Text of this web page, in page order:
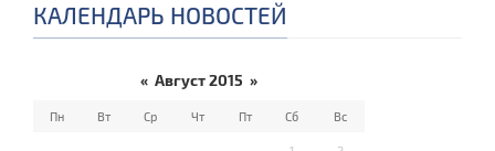
КАЛЕНДАРЬ НОВОСТЕЙ
« Август 2015 »
Пн Вт Ср Чт Пт Сб Вс